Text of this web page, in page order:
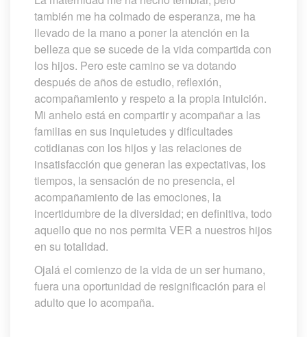
también me ha colmado de esperanza, me ha
llevado de la mano a poner la atención en la
belleza que se sucede de la vida compartida con
los hijos. Pero este camino se va dotando
después de años de estudio, reflexión,
acompañamiento y respeto a la propia intuición.
Mi anhelo está en compartir y acompañar a las
familias en sus inquietudes y dificultades
cotidianas con los hijos y las relaciones de
insatisfacción que generan las expectativas, los
tiempos, la sensación de no presencia, el
acompañamiento de las emociones, la
incertidumbre de la diversidad; en definitiva, todo
aquello que no nos permita VER a nuestros hijos
en su totalidad.
Ojalá el comienzo de la vida de un ser humano,
fuera una oportunidad de resignificación para el
adulto que lo acompaña.